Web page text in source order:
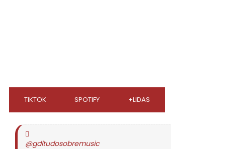
TIKTOK SPOTIFY +LIDAS
@gdltudosobremusic